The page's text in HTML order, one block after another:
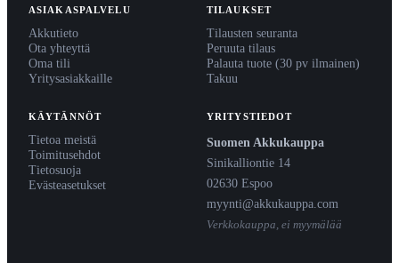
ASIAKASPALVELU
Akkutieto
Ota yhteyttä
Oma tili
Yritysasiakkaille
TILAUKSET
Tilausten seuranta
Peruuta tilaus
Palauta tuote (30 pv ilmainen)
Takuu
KÄYTÄNNÖT
Tietoa meistä
Toimitusehdot
Tietosuoja
Evästeasetukset
YRITYSTIEDOT
Suomen Akkukauppa
Sinikalliontie 14
02630 Espoo
myynti@akkukauppa.com
Verkkokauppa, ei myymälää